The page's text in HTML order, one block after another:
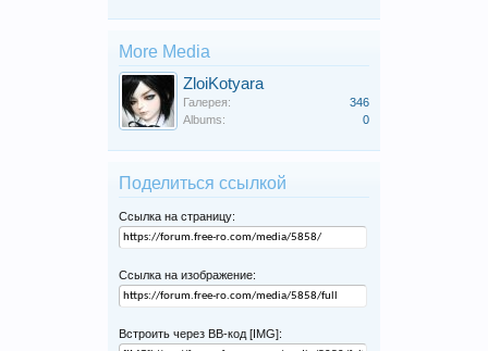
More Media
ZloiKotyara
Галерея:
346
Albums:
0
Поделиться ссылкой
Ссылка на страницу:
Ссылка на изображение:
Встроить через BB-код [IMG]: